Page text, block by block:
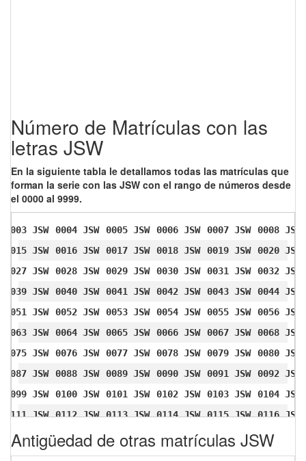
Número de Matrículas con las
letras JSW
En la siguiente tabla le detallamos todas las matrículas que
forman la serie con las JSW con el rango de números desde
el 0000 al 9999.
0003 JSW 0004 JSW 0005 JSW 0006 JSW 0007 JSW
0008 JSW
0015 JSW
0016 JSW 0017 JSW 0018 JSW 0019 JSW
0020 JSW
0027 JSW
0028 JSW 0029 JSW 0030 JSW 0031 JSW
0032 JSW
0039 JSW
0040 JSW 0041 JSW 0042 JSW 0043 JSW
0044 JSW
0051 JSW
0052 JSW 0053 JSW 0054 JSW 0055 JSW
0056 JSW
0063 JSW
0064 JSW 0065 JSW 0066 JSW 0067 JSW
0068 JSW
0075 JSW
0076 JSW 0077 JSW 0078 JSW 0079 JSW
0080 JSW
0087 JSW
0088 JSW 0089 JSW 0090 JSW 0091 JSW
0092 JSW
0099 JSW
0100 JSW 0101 JSW 0102 JSW 0103 JSW
0104 JSW
0111 JSW
0112 JSW 0113 JSW 0114 JSW 0115 JSW
0116 JSW
0123 JSW
0124 JSW 0125 JSW 0126 JSW 0127 JSW
0128 JSW
0135 JSW
0136 JSW 0137 JSW 0138 JSW 0139 JSW
0140 JSW
Antigüedad de otras matrículas JSW